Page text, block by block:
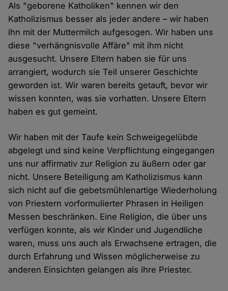
Als "geborene Katholiken" kennen wir den
Katholizismus besser als jeder andere – wir haben
ihn mit der Muttermilch aufgesogen. Wir haben uns
diese "verhängnisvolle Affäre" mit ihm nicht
ausgesucht. Unsere Eltern haben sie für uns
arrangiert, wodurch sie Teil unserer Geschichte
geworden ist. Wir waren bereits getauft, bevor wir
wissen konnten, was sie vorhatten. Unsere Eltern
haben es gut gemeint.
Wir haben mit der Taufe kein Schweigegelübde
abgelegt und sind keine Verpflichtung eingegangen
uns nur affirmativ zur Religion zu äußern oder gar
nicht. Unsere Beteiligung am Katholizismus kann
sich nicht auf die gebetsmühlenartige Wiederholung
von Priestern vorformulierter Phrasen in Heiligen
Messen beschränken. Eine Religion, die über uns
verfügen konnte, als wir Kinder und Jugendliche
waren, muss uns auch als Erwachsene ertragen, die
durch Erfahrung und Wissen möglicherweise zu
anderen Einsichten gelangen als ihre Priester.